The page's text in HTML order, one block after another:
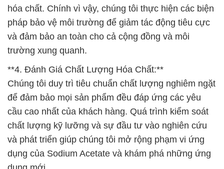
hóa chất. Chính vì vậy, chúng tôi thực hiện các biện
pháp bảo vệ môi trường để giảm tác động tiêu cực
và đảm bảo an toàn cho cả cộng đồng và môi
trường xung quanh.
**4. Đánh Giá Chất Lượng Hóa Chất:**
Chúng tôi duy trì tiêu chuẩn chất lượng nghiêm ngặt
để đảm bảo mọi sản phẩm đều đáp ứng các yêu
cầu cao nhất của khách hàng. Quá trình kiểm soát
chất lượng kỹ lưỡng và sự đầu tư vào nghiên cứu
và phát triển giúp chúng tôi mở rộng phạm vi ứng
dụng của Sodium Acetate và khám phá những ứng